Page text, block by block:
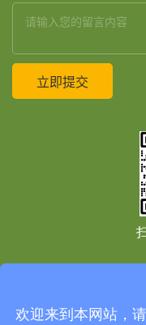
责声明
网站地图 网站地图
欢迎来到本网站，